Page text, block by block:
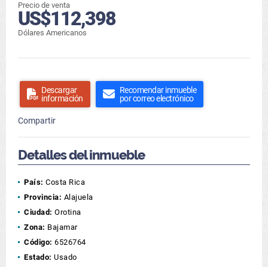
Precio de venta
US$112,398
Dólares Americanos
Descargar
información
Recomendar inmueble
por correo electrónico
Compartir
Detalles del inmueble
País: Costa Rica
Provincia: Alajuela
Ciudad: Orotina
Zona: Bajamar
Código: 6526764
Estado: Usado